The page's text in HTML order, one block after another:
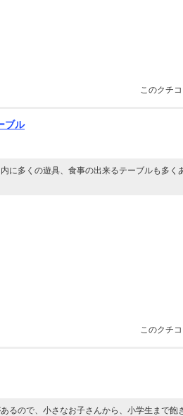
このクチ
ブル
に多くの遊具、食事の出来るテーブルも多く
このクチ
るので、小さなお子さんから、小学生まで飽